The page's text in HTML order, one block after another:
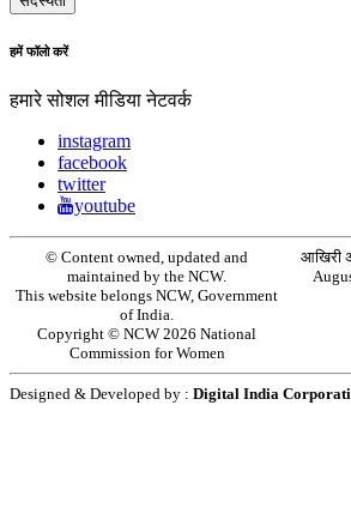
हमें फॉलो करें
हमारे सोशल मीडिया नेटवर्क
instagram
facebook
twitter
youtube
© Content owned, updated and
maintained by the NCW.
This website belongs NCW, Government
of India.
Copyright © NCW 2026 National
Commission for Women
आखिरी
Designed & Developed by : Digital India